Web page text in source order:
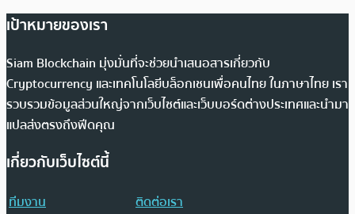
เป้าหมายของเรา
Siam Blockchain มุ่งมั่นที่จะช่วยนำเสนอสารเกี่ยวกับ
Cryptocurrency และเทคโนโลยีบล็อกเชนเพื่อคนไทย ในภาษาไทย เรา
รวบรวมข้อมูลส่วนใหญ่จากเว็บไซต์และเว็บบอร์ดต่างประเทศและนำมา
แปลส่งตรงถึงฟีดคุณ
เกี่ยวกับเว็บไซต์นี้
ทีมงาน
ติดต่อเรา